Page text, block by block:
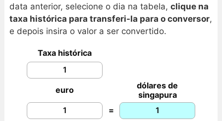
data anterior, selecione o dia na tabela, clique na
taxa histórica para transferi-la para o conversor,
e depois insira o valor a ser convertido.
Taxa histórica
euro
dólares de
singapura
=